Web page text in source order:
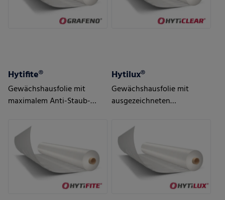
Hytifite®
Gewächshausfolie mit
maximalem Anti-Staub-
Exportmärkte entwickelt
Hytilux®
Gewächshausfolie mit
ausgezeichneten
Tropf-Eigenschaften